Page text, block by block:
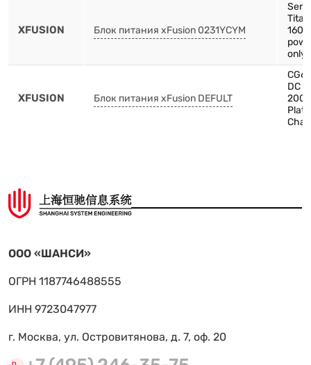
XFUSION Блок питания xFusion 0231YCYM
only
XFUSION Блок питания xFusion DEFULT
DC
ООО «ШАНСИ»
ОГРН 1187746488555
ИНН 9723047977
г. Москва, ул. Островитянова, д. 7, оф. 20